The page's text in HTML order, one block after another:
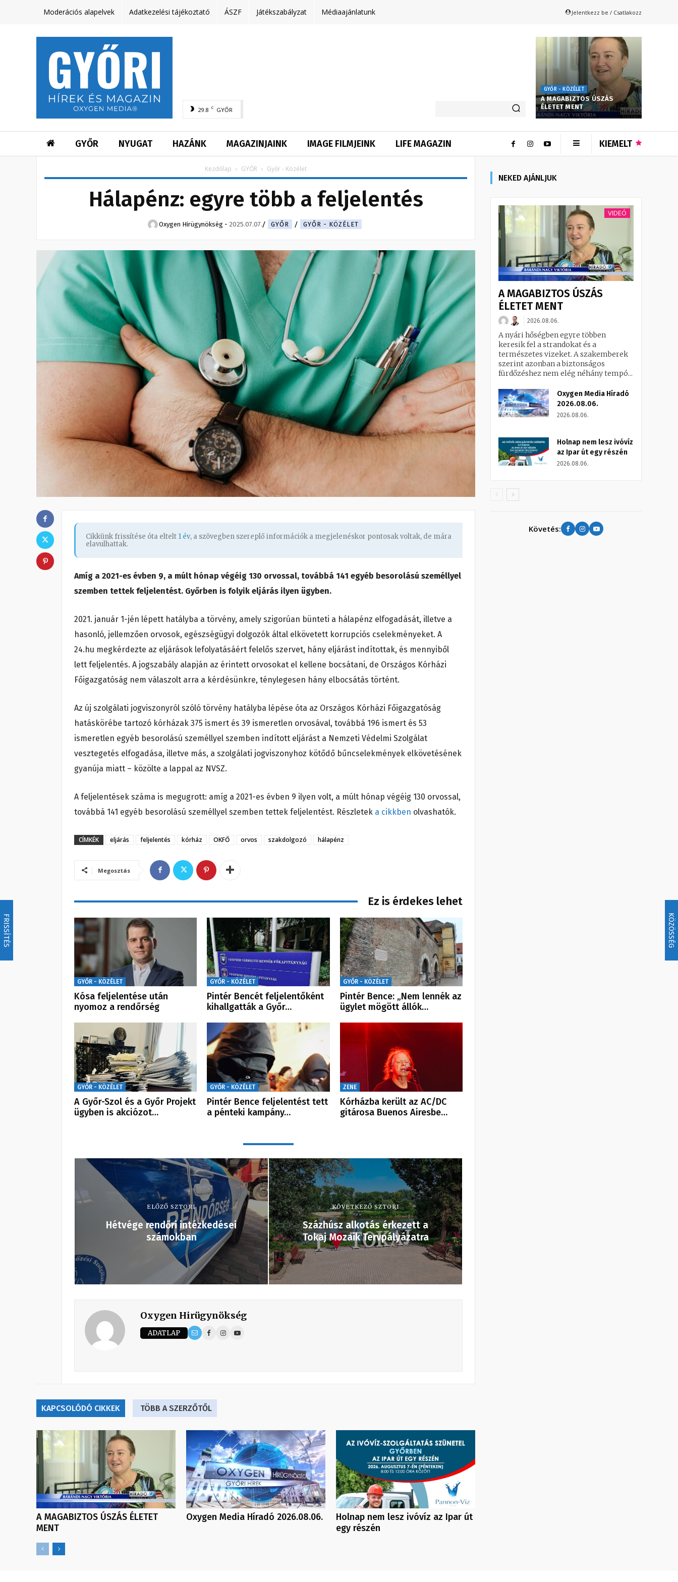
FRISSÍTÉS KÖZÖSSÉG
Moderációs alapelvek Adatkezelési tájékoztató ÁSZF Játékszabályzat Médiaajánlatunk Jelentkezz be / Csatlakozz
29.8 C GYŐR
GYŐR - KÖZÉLET
A MAGABIZTOS ÚSZÁS
ÉLETET MENT
GYŐR NYUGAT HAZÁNK MAGAZINJAINK IMAGE FILMJEINK LIFE MAGAZIN KIEMELT
Kezdőlap GYŐR Győr - Közélet
Hálapénz: egyre több a feljelentés
Oxygen Hirügynökség - 2025.07.07. GYŐR GYŐR - KÖZÉLET
Cikkünk frissítése óta eltelt 1 év, a szövegben szereplő információk a megjelenéskor pontosak voltak, de mára
elavulhattak.
Amíg a 2021-es évben 9, a múlt hónap végéig 130 orvossal, továbbá 141 egyéb besorolású személlyel
szemben tettek feljelentést. Győrben is folyik eljárás ilyen ügyben.
2021. január 1-jén lépett hatályba a törvény, amely szigorúan bünteti a hálapénz elfogadását, illetve a
hasonló, jellemzően orvosok, egészségügyi dolgozók által elkövetett korrupciós cselekményeket. A
24.hu megkérdezte az eljárások lefolyatásáért felelős szervet, hány eljárást indítottak, és mennyiből
lett feljelentés. A jogszabály alapján az érintett orvosokat el kellene bocsátani, de Országos Kórházi
Főigazgatóság nem válaszolt arra a kérdésünkre, ténylegesen hány elbocsátás történt.
Az új szolgálati jogviszonyról szóló törvény hatályba lépése óta az Országos Kórházi Főigazgatóság
hatáskörébe tartozó kórházak 375 ismert és 39 ismeretlen orvosával, továbbá 196 ismert és 53
ismeretlen egyéb besorolású személlyel szemben indított eljárást a Nemzeti Védelmi Szolgálat
vesztegetés elfogadása, illetve más, a szolgálati jogviszonyhoz kötődő bűncselekmények elkövetésének
gyanúja miatt – közölte a lappal az NVSZ.
A feljelentések száma is megugrott: amíg a 2021-es évben 9 ilyen volt, a múlt hónap végéig 130 orvossal,
továbbá 141 egyéb besorolású személlyel szemben tettek feljelentést. Részletek a cikkben olvashatók.
CÍMKÉK eljárás feljelentés kórház OKFŐ orvos szakdolgozó hálapénz
Megosztás
Ez is érdekes lehet
GYŐR - KÖZÉLET
Kósa feljelentése után
nyomoz a rendőrség
GYŐR - KÖZÉLET
Pintér Bencét feljelentőként
kihallgatták a Győr…
GYŐR - KÖZÉLET
Pintér Bence: „Nem lennék az
ügylet mögött állók…
GYŐR - KÖZÉLET
A Győr-Szol és a Győr Projekt
ügyben is akciózot…
GYŐR - KÖZÉLET
Pintér Bence feljelentést tett
a pénteki kampány…
ZENE
Kórházba került az AC/DC
gitárosa Buenos Airesbe…
ELŐZŐ SZTORI
Hétvége rendőri intézkedései
számokban
KÖVETKEZŐ SZTORI
Százhúsz alkotás érkezett a
Tokaj Mozaik Tervpályázatra
Oxygen Hirügynökség
ADATLAP
KAPCSOLÓDÓ CIKKEK TÖBB A SZERZŐTŐL
A MAGABIZTOS ÚSZÁS ÉLETET
MENT
Oxygen Media Híradó 2026.08.06.
Holnap nem lesz ivóvíz az Ipar út
egy részén
NEKED AJÁNLJUK
VIDEÓ
A MAGABIZTOS ÚSZÁS
ÉLETET MENT
2026.08.06.
A nyári hőségben egyre többen
keresik fel a strandokat és a
természetes vizeket. A szakemberek
szerint azonban a biztonságos
fürdőzéshez nem elég néhány tempó...
Oxygen Media Híradó
2026.08.06.
2026.08.06.
Holnap nem lesz ivóvíz
az Ipar út egy részén
2026.08.06.
Követés: